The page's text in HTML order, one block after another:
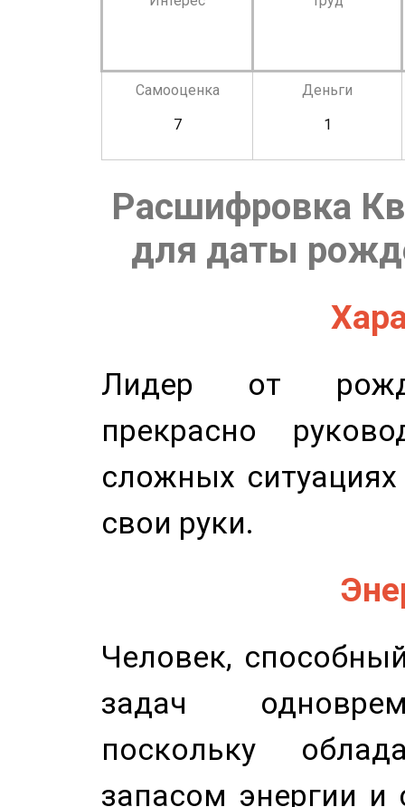
Самооценка
7
Деньги
1
Расшифровка
для даты
Лидер от
прекрасно
сложных
свои руки.
Человек,
задач
поскольку
запасом энергии и